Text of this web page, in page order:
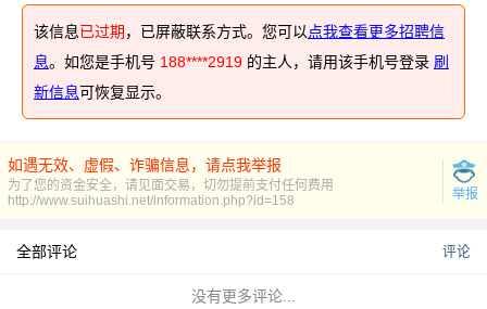
该信息已过期 ，已屏蔽联系方式。您可以 点我查看更多招聘信
息。如您是手机号 188****2919 的主人，请用该手机号登录 刷
新信息可恢复显示。
如遇无效、虚假、诈骗信息，请点我举报
为了您的资金安全，请见面交易，切勿提前支付任何费用
举报
http://www.suihuashi.net/information.php?id=158
全部评论 评论
没有更多评论...